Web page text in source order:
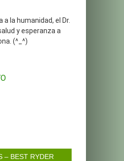
a la humanidad, el Dr.
y esperanza a
(^_^)
– BEST RYDER